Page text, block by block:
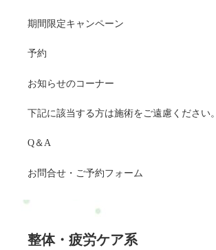
期間限定キャンペーン
予約
お知らせのコーナー
下記に該当する方は施術をご遠慮ください。
Q＆A
お問合せ・ご予約フォーム
整体・疲労ケア系